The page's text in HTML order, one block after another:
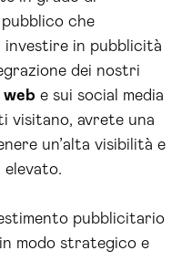
che
investire in pubblicità
dei nostri
web e sui social media
visitano, avrete una
un’alta visibilità e
elevato.
pubblicitario
modo strategico e